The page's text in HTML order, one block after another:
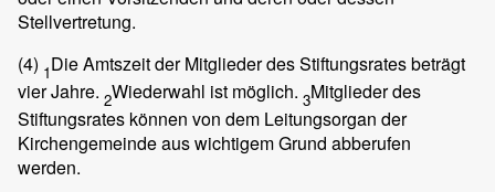
Stellvertretung.
(4) 1Die Amtszeit der Mitglieder des Stiftungsrates beträgt
vier Jahre. 2Wiederwahl ist möglich. 3Mitglieder des
Stiftungsrates können von dem Leitungsorgan der
Kirchengemeinde aus wichtigem Grund abberufen
werden.